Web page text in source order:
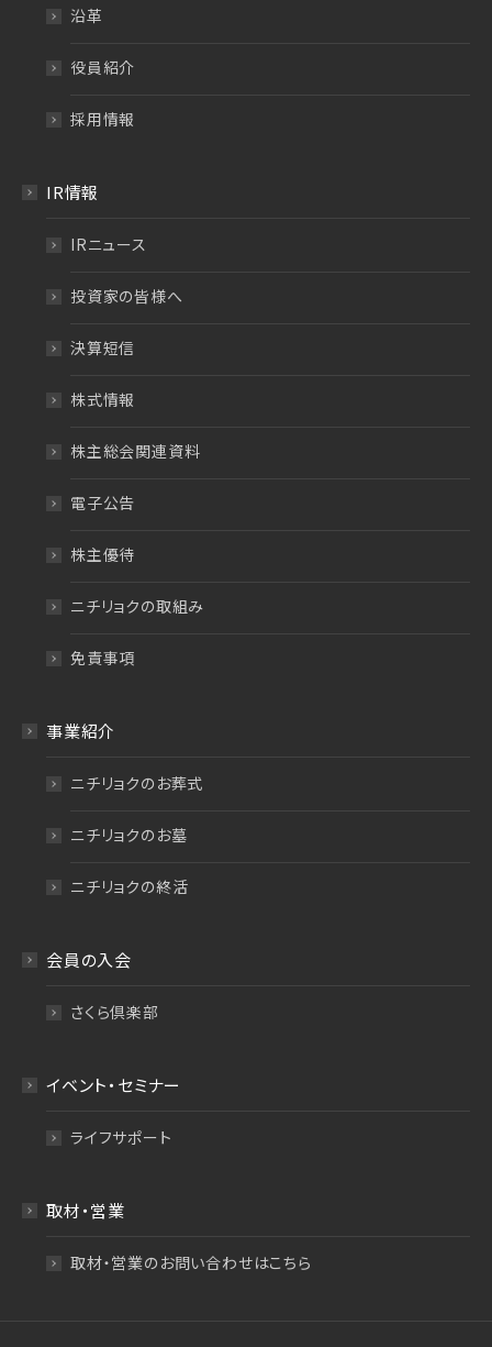
沿革
役員紹介
採用情報
IR情報
IRニュース
投資家の皆様へ
決算短信
株式情報
株主総会関連資料
電子公告
株主優待
ニチリョクの取組み
免責事項
事業紹介
ニチリョクのお葬式
ニチリョクのお墓
ニチリョクの終活
会員の入会
さくら倶楽部
イベント・セミナー
ライフサポート
取材・営業
取材・営業のお問い合わせはこちら